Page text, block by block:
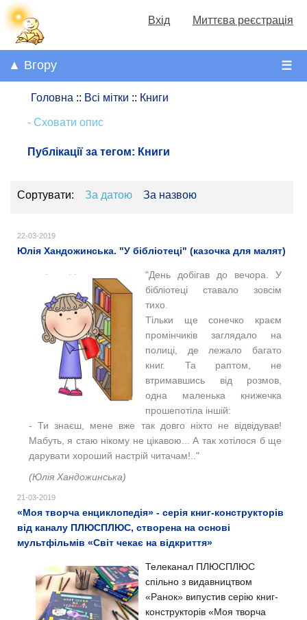
Вхід Миттєва реєстрація
☰
▲ Вгору
Головна :: Всі мітки :: Книги
- Сховати опис
Публікації за тегом: Книги
Сортувати: За датою За назвою
22-03-2019
Юлія Хандожинська. "У бібліотеці" (казочка для малят)
"День добігав до вечора. У
бібліотеці ставало зовсім
тихо.
Тільки ще сонечко краєм
промінчиків заглядало на
полиці, де лежало багато
книг. Та раптом, не
втримавшись від розмов,
одна маленька книжечка
прошепотіла іншій:
- Ти знаєш, мене вже так довго ніхто не відвідував!
Мабуть, я стаю нікому не цікавою... А так хотілося б ще
дарувати хороший настрій читачам!.."
(Юлія Хандожинська)
21-03-2019
«Моя творча енциклопедія» - серія книг-конструкторів
від каналу ПЛЮСПЛЮС, створена на основі
мультфільмів «Світ чекає на відкриття»
Телеканал ПЛЮСПЛЮС
спільно з видавництвом
«Ранок» випустив серію книг-
конструкторів «Моя творча